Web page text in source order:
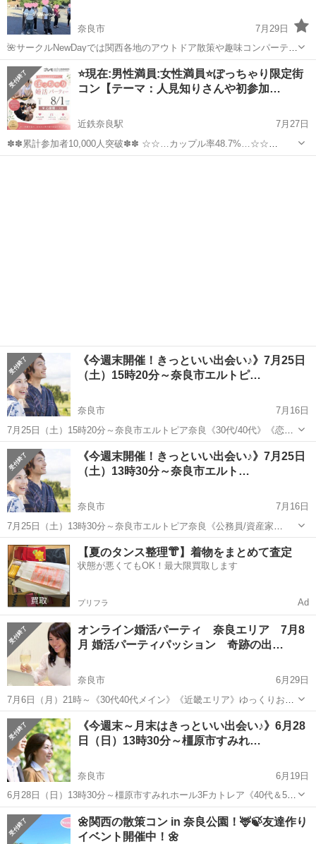
奈良市
7月29日
🌺サークルNewDayでは関西各地のアウトドア散策や趣味コンパーティ
ーなど、気軽に参加できる恋活＆友達作りイベント開催中！🌟 🌸今回
は関西の人気観光スポット奈良公園に行きましょう！ 沢山の鹿と出
会えるし、背後の若草...
奈良 奈良市 パーティー アウトドア
⭐現在:男性満員:女性満員⭐ぽっちゃり限定街
コン【テーマ：人見知りさんや初参加…
近鉄奈良駅
7月27日
✽✽累計参加者10,000人突破✽✽ ☆☆…カップル率48.7%…☆☆
★゜･｡･｡･゜☆゜･｡･｡･゜★ 【ぽっちゃり＆みけぽ女性】と 【ぽちゃ
《今週末開催！きっといい出会い♪》7月25日
（土）15時20分～奈良市エルトピ…
奈良市
7月16日
7月25日（土）15時20分～奈良市エルトピア奈良《30代/40代》《恋活/
友活》 ゆっくりお話しカジュアルな出会い編 男性30歳～49歳 女
性30歳～49歳0円 詳しくはコチラから↓ https://ww...
奈良 パーティー
《今週末開催！きっといい出会い♪》7月25日
（土）13時30分～奈良市エルト…
奈良市
7月16日
7月25日（土）13時30分～奈良市エルトピア奈良《公務員/資産家
etc…》50代メイン魅力的安定職男性限定パーティ ※男性：公務員
又は安定職（銀行.弁護士.医師.農協.郵便関連.年収350万以上会社員
等） 男性4...
奈良 奈良市 パーティー
【夏のタンス整理👘】着物をまとめて査定
状態が悪くてもOK！最大限買取します
プリフラ Ad
オンライン婚活パーティ 奈良エリア 7月8
月 婚活パーティパッション 奇跡の出…
奈良市
6月29日
7月6日（月）21時～《30代40代メイン》《近畿エリア》ゆっくりお話
しオンラインカップリングパーティ 男性30歳～49歳2,000円 女性
30歳～49歳0円 https://www.passion-bridal.co...
奈良 奈良市 パーティー オンライン
《今週末～月末はきっといい出会い♪》6月28
日（日）13時30分～橿原市すみれ…
奈良市
6月19日
6月28日（日）13時30分～橿原市すみれホール3Fカトレア《40代＆50
代メイン》《婚姻歴あり/理解のある方限定》良い人がいれば結婚前向
きな方編 ※再婚希望者又はそれを理解出来る方 男性40歳～59
歳 女性40歳～...
奈良 奈良市 パーティー
🌼関西の散策コン in 奈良公園！🦌🍃友達作り
イベント開催中！🌼